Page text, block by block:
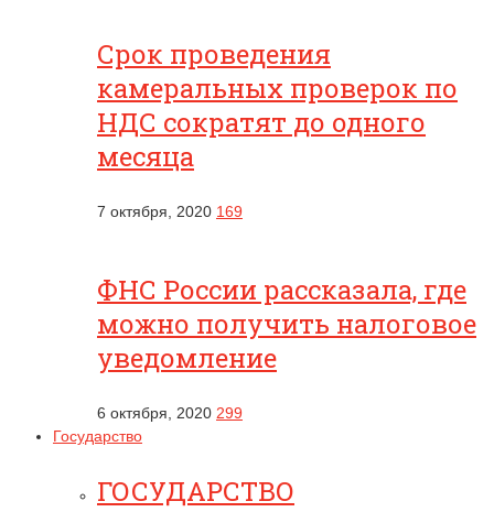
Срок проведения
камеральных проверок по
НДС сократят до одного
месяца
7 октября, 2020 169
ФНС России рассказала, где
можно получить налоговое
уведомление
6 октября, 2020 299
Государство
ГОСУДАРСТВО